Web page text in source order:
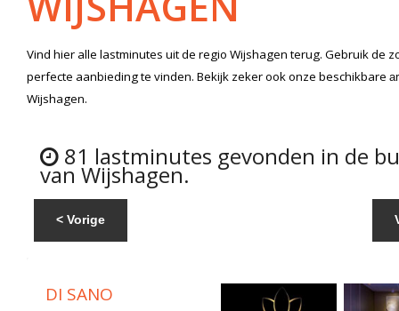
Vind hier alle lastminutes uit de regio Wijshagenterug. Gebruik de
perfecte aanbieding te vinden. Bekijk zeker ook onze beschikbare
Wijshagen.
81 lastminutes gevonden in de
van Wijshagen.
< Vorige
DI SANO